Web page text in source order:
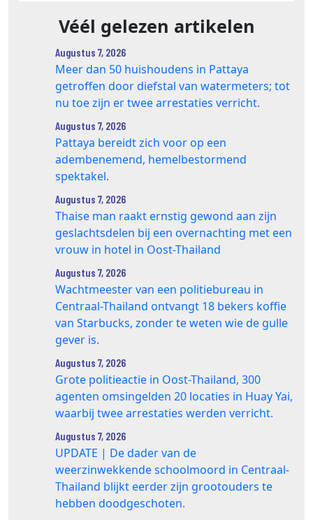
Véél gelezen artikelen
Augustus 7, 2026
Meer dan 50 huishoudens in Pattaya
getroffen door diefstal van watermeters; tot
nu toe zijn er twee arrestaties verricht.
Augustus 7, 2026
Pattaya bereidt zich voor op een
adembenemend, hemelbestormend
spektakel.
Augustus 7, 2026
Thaise man raakt ernstig gewond aan zijn
geslachtsdelen bij een overnachting met een
vrouw in hotel in Oost-Thailand
Augustus 7, 2026
Wachtmeester van een politiebureau in
Centraal-Thailand ontvangt 18 bekers koffie
van Starbucks, zonder te weten wie de gulle
gever is.
Augustus 7, 2026
Grote politieactie in Oost-Thailand, 300
agenten omsingelden 20 locaties in Huay Yai,
waarbij twee arrestaties werden verricht.
Augustus 7, 2026
UPDATE | De dader van de
weerzinwekkende schoolmoord in Centraal-
Thailand blijkt eerder zijn grootouders te
hebben doodgeschoten.